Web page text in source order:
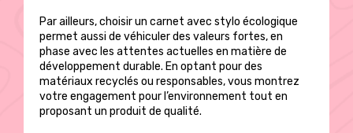
Par ailleurs, choisir un carnet avec stylo écologique
permet aussi de véhiculer des valeurs fortes, en
phase avec les attentes actuelles en matière de
développement durable. En optant pour des
matériaux recyclés ou responsables, vous montrez
votre engagement pour l’environnement tout en
proposant un produit de qualité.